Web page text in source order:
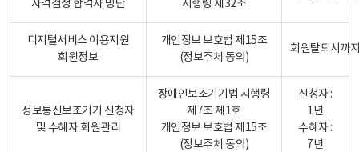
자격검정 합격자 명단
시행령 제32조
디지털서비스 이용지원
회원정보
개인정보 보호법 제15조
(정보주체 동의)
회원탈퇴시까
정보통신보조기기 신청자
및 수혜자 회원관리
장애인보조기기법 시행령
제7조 제1호
개인정보 보호법 제15조
(정보주체 동의)
신청자 :
1년
수혜자 :
7년